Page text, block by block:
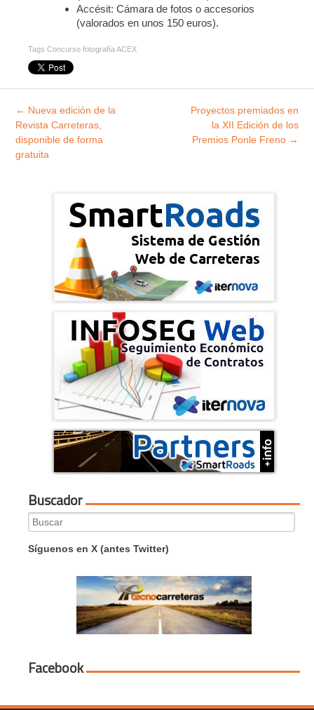
Accésit: Cámara de fotos o accesorios
(valorados en unos 150 euros).
Tags Concurso fotografía ACEX
Explorar
entradas
← Nueva edición de la
Revista Carreteras,
disponible de forma
gratuita
Proyectos premiados en
la XII Edición de los
Premios Ponle Freno →
Buscador
Search
for:
Síguenos en X (antes Twitter)
Facebook